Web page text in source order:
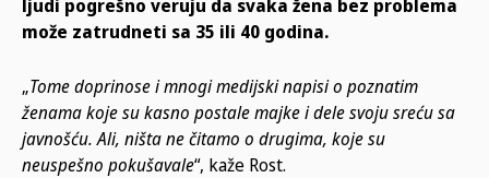
ljudi pogrešno veruju da svaka žena bez problema
može zatrudneti sa 35 ili 40 godina.
„Tome doprinose i mnogi medijski napisi o poznatim
ženama koje su kasno postale majke i dele svoju sreću sa
javnošću. Ali, ništa ne čitamo o drugima, koje su
neuspešno pokušavale“, kaže Rost.